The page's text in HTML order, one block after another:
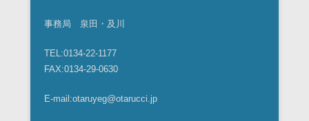
事務局 泉田・及川
TEL:0134-22-1177
FAX:0134-29-0630
E-mail:otaruyeg@otarucci.jp